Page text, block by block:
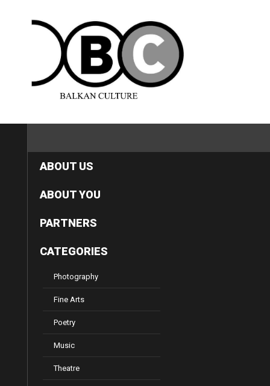
ABOUT US
ABOUT YOU
PARTNERS
CATEGORIES
Photography
Fine Arts
Poetry
Music
Theatre